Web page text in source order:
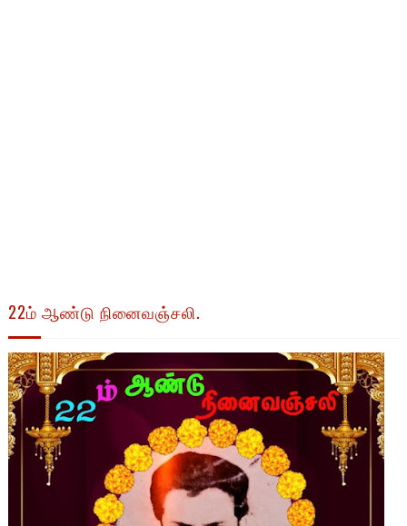
22ம் ஆண்டு நினைவஞ்சலி.